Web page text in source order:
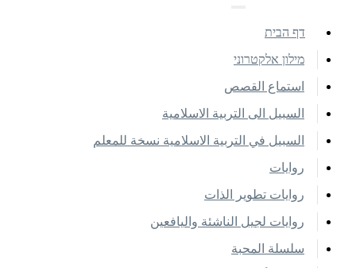
דף הבית
מילון אלקטרוני
استماع القصص
السبيل الى التربية الاسلامية
السبيل في التربية الاسلامية نسخة للمعلم
روايات
روايات تطوير الذات
روايات لجيل الناشئة واليافعين
سلسلة المحبة